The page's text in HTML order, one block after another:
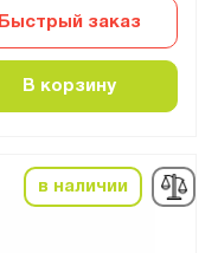
Быстрый заказ
В корзину
в наличии